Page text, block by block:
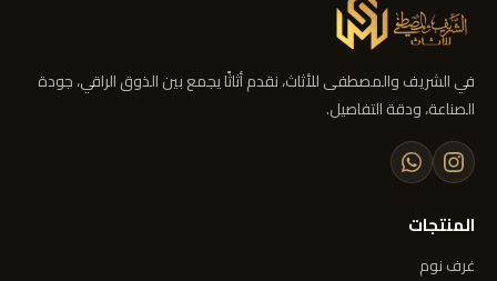
في الشريف والمصطفى للأثاث، نقدم أثاثًا يجمع بين الذوق الراقي، جودة
الصناعة، ودقة التفاصيل.
المنتجات
غرف نوم